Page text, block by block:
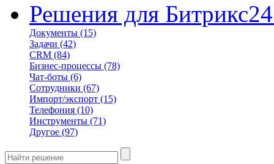
Решения для Битрикс24
Документы (15)
Задачи (42)
CRM (84)
Бизнес-процессы (78)
Чат-боты (6)
Сотрудники (67)
Импорт/экспорт (15)
Телефония (10)
Инструменты (71)
Другое (97)